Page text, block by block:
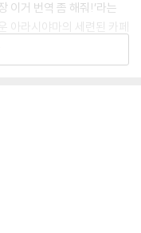
이거 번역 좀 해줘!’라는
아라시야마의 세련된 카페
역일을 하기도 한다. 관
는 진정한 디지털 노마드
달, 빛나는 추억 한 조각을